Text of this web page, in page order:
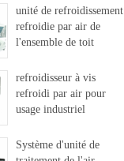
unité de refroidissement
refroidie par air de
l'ensemble de toit
refroidisseur à vis
refroidi par air pour
usage industriel
Système d'unité de